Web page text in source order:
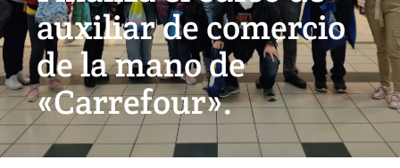
auxiliar de comercio
de la mano de
«Carrefour».